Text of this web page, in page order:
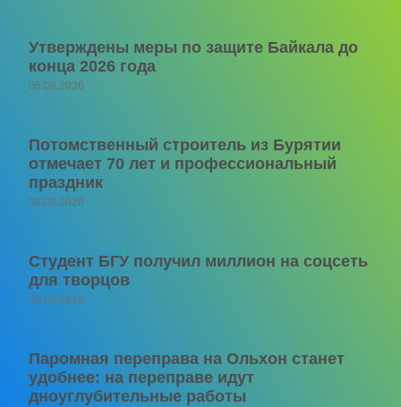
Утверждены меры по защите Байкала до
конца 2026 года
06.08.2026
Потомственный строитель из Бурятии
отмечает 70 лет и профессиональный
праздник
06.08.2026
Студент БГУ получил миллион на соцсеть
для творцов
06.08.2026
Паромная переправа на Ольхон станет
удобнее: на переправе идут
дноуглубительные работы